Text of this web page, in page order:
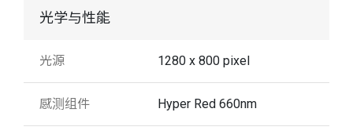
光学与性能
光源 1280 x 800 pixel
感测组件 Hyper Red 660nm